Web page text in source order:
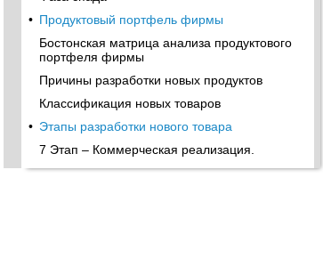
• Продуктовый портфель фирмы
Бостонская матрица анализа продуктового
портфеля фирмы
Причины разработки новых продуктов
Классификация новых товаров
• Этапы разработки нового товара
7 Этап – Коммерческая реализация.
• Оценка шансов эффективного выхода на